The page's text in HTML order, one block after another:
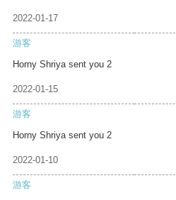
2022-01-17
游客
Horny Shriya sent you 2
2022-01-15
游客
Horny Shriya sent you 2
2022-01-10
游客